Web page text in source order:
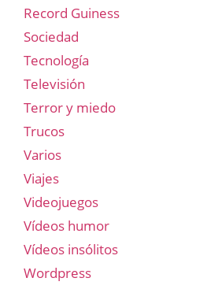
Record Guiness
Sociedad
Tecnología
Televisión
Terror y miedo
Trucos
Varios
Viajes
Videojuegos
Vídeos humor
Vídeos insólitos
Wordpress